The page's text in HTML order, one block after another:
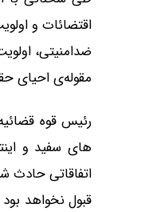
اقتضائات و
ضدامنیتی،
مقوله‌ی احیای
رئیس قوه
های سفید و
اتفاقاتی حادث
قبول نخواهد